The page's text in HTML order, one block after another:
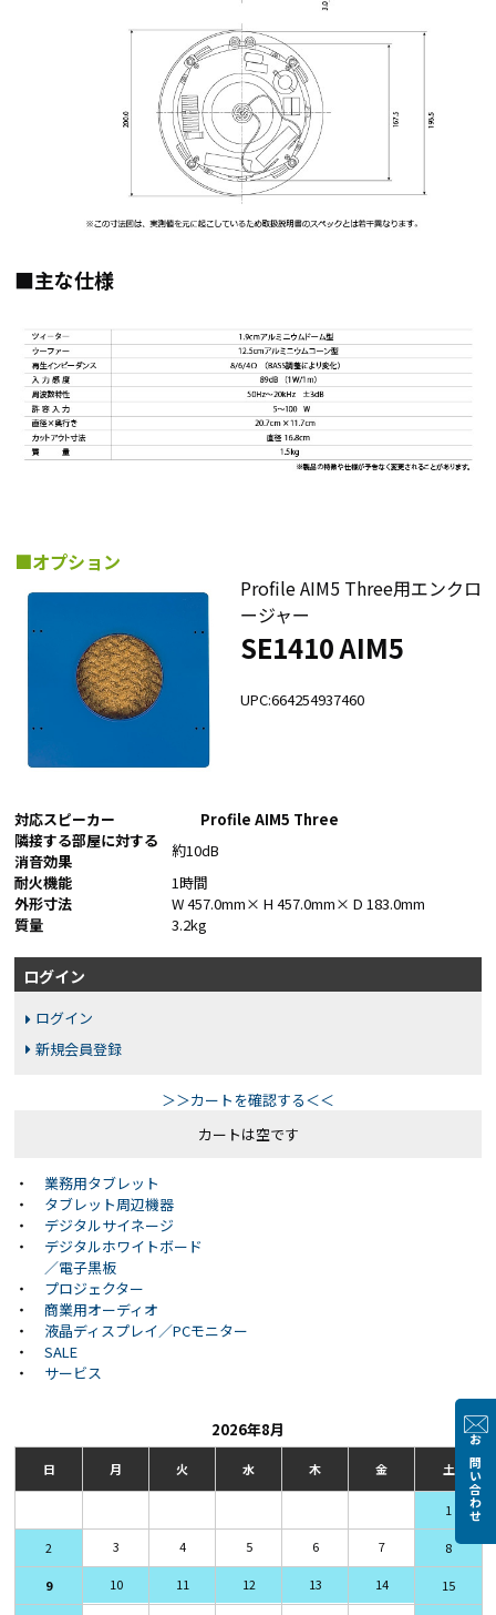
お問い合わせ
■主な仕様
■オプション
Profile AIM5 Three用エンクロ
ージャー
SE1410 AIM5
UPC:664254937460
対応スピーカー
Profile AIM5 Three
隣接する部屋に対する
消音効果
約10dB
耐火機能
1時間
外形寸法
W 457.0mm× H 457.0mm× D 183.0mm
質量
3.2kg
ログイン
ログイン
新規会員登録
＞＞カートを確認する＜＜
カートは空です
・
業務用タブレット
・
タブレット周辺機器
・
デジタルサイネージ
・
デジタルホワイトボード
／電子黒板
・
プロジェクター
・
商業用オーディオ
・
液晶ディスプレイ／PCモニター
・
SALE
・
サービス
2026年8月
日 月 火 水 木 金 土
1
2 3 4 5 6 7 8
9 10 11 12 13 14 15